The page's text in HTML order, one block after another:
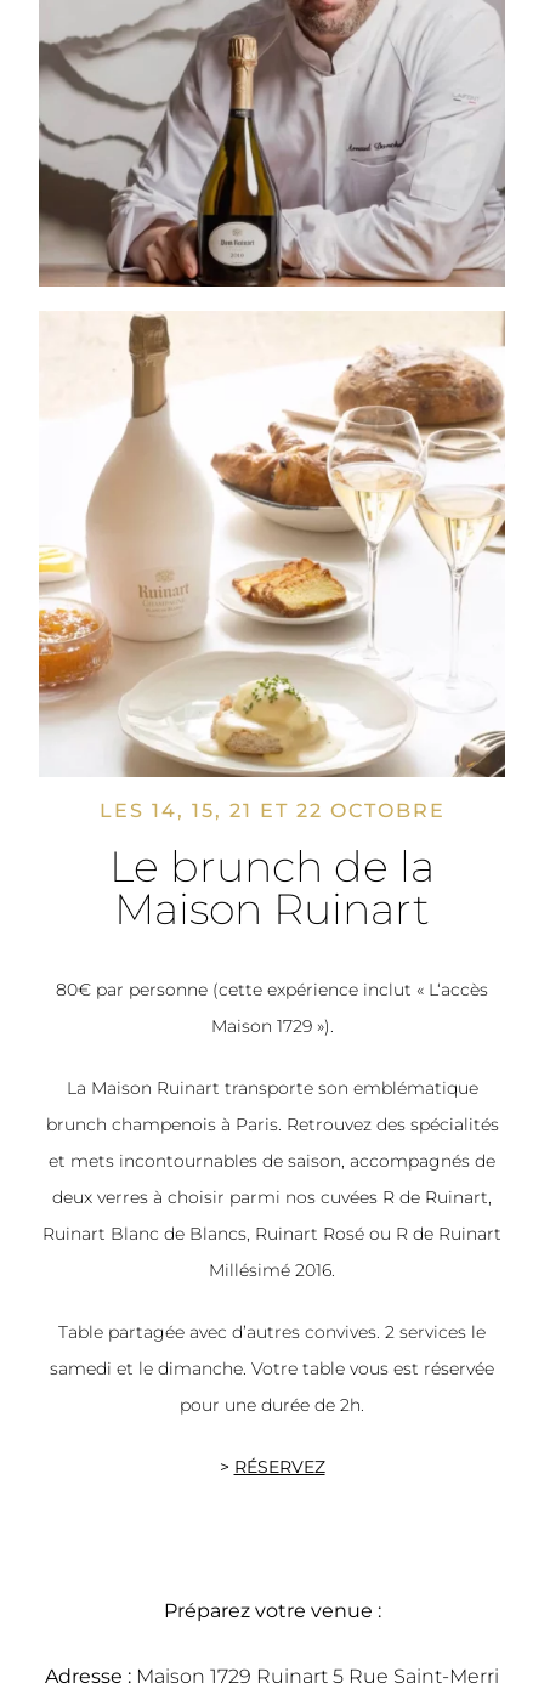
LES 14, 15, 21 ET 22 OCTOBRE
Le brunch de la
Maison Ruinart
80€ par personne (cette expérience inclut « L‘accès
Maison 1729 »).
La Maison Ruinart transporte son emblématique
brunch champenois à Paris. Retrouvez des spécialités
et mets incontournables de saison, accompagnés de
deux verres à choisir parmi nos cuvées R de Ruinart,
Ruinart Blanc de Blancs, Ruinart Rosé ou R de Ruinart
Millésimé 2016.
Table partagée avec d’autres convives. 2 services le
samedi et le dimanche. Votre table vous est réservée
pour une durée de 2h.
> RÉSERVEZ
Préparez votre venue :
Adresse : Maison 1729 Ruinart 5 Rue Saint-Merri